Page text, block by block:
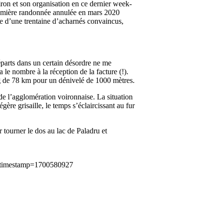
et son organisation en ce dernier week-
randonnée annulée en mars 2020
trentaine d’acharnés convaincus,
dans un certain désordre ne me
le nombre à la réception de la facture (!).
78 km pour un dénivelé de 1000 mètres.
l’agglomération voironnaise. La situation
grisaille, le temps s’éclaircissant au fur
le dos au lac de Paladru et